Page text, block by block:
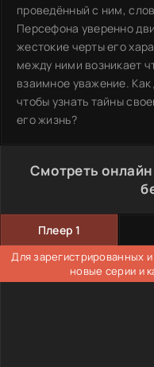
проведённый с ним,
Персефона уверенно
жестокие черты его
между ними возникает
взаимное уважение.
чтобы узнать тайны
его жизнь?
Смотреть
Плеер 1
Для зарегистрированных
новые серии и